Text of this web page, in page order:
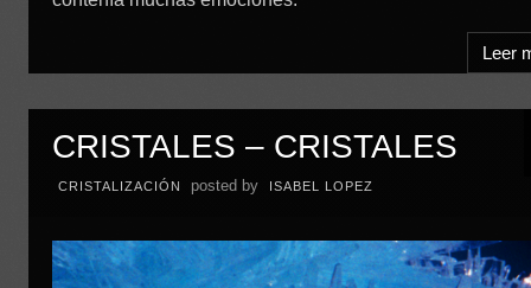
Leer
CRISTALES – CRISTALES
CRISTALIZACIÓN posted by ISABEL LOPEZ